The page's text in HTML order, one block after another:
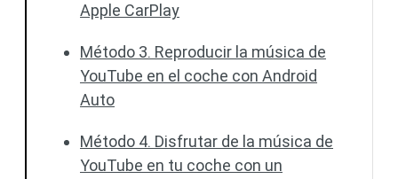
Apple CarPlay
Método 3. Reproducir la música de
YouTube en el coche con Android
Auto
Método 4. Disfrutar de la música de
YouTube en tu coche con un